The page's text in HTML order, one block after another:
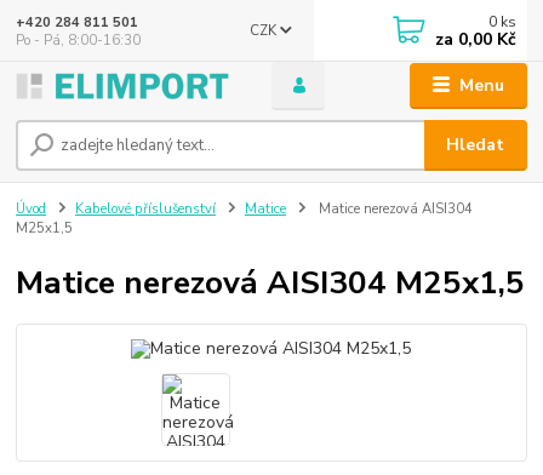
Menu
CZK
Hledat
+420 284 811 501
Po - Pá, 8:00-16:30
0 ks
za 0,00 Kč
Úvod Kabelové příslušenství Matice
Matice nerezová AISI304
M25x1,5
Matice nerezová AISI304 M25x1,5